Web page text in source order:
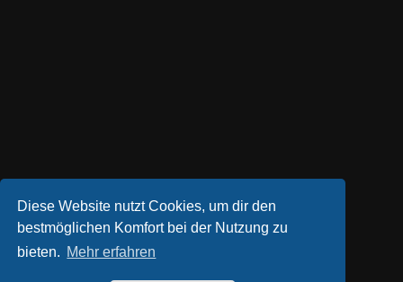
Diese Website nutzt Cookies, um dir den
bestmöglichen Komfort bei der Nutzung zu
bieten. Mehr erfahren